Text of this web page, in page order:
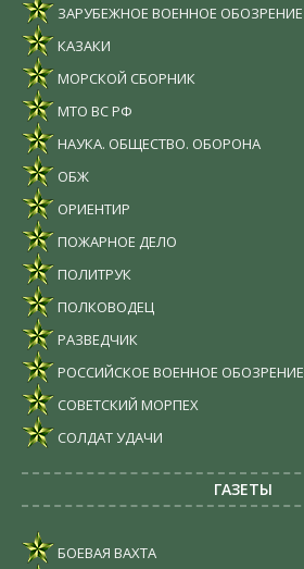
ЗАРУБЕЖНОЕ ВОЕННОЕ ОБОЗРЕНИЕ
КАЗАКИ
МОРСКОЙ СБОРНИК
МТО ВС РФ
НАУКА. ОБЩЕСТВО. ОБОРОНА
ОБЖ
ОРИЕНТИР
ПОЖАРНОЕ ДЕЛО
ПОЛИТРУК
ПОЛКОВОДЕЦ
РАЗВЕДЧИК
РОССИЙСКОЕ ВОЕННОЕ ОБОЗРЕНИЕ
СОВЕТСКИЙ МОРПЕХ
СОЛДАТ УДАЧИ
ГАЗЕТЫ
БОЕВАЯ ВАХТА